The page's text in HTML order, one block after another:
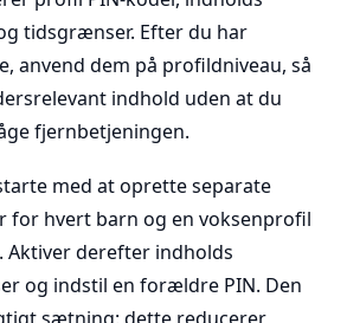
tidsgrænser. Efter du har
anvend dem på profildniveau, så
indhold uden at du
fjernbetjeningen.
med at oprette separate
for hvert barn og en voksenprofil
derefter indholds
og indstil en forældre PIN. Den